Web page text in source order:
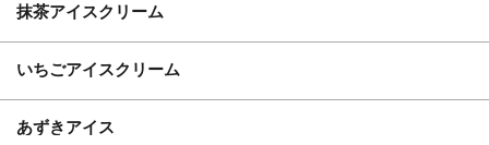
抹茶アイスクリーム
いちごアイスクリーム
あずきアイス